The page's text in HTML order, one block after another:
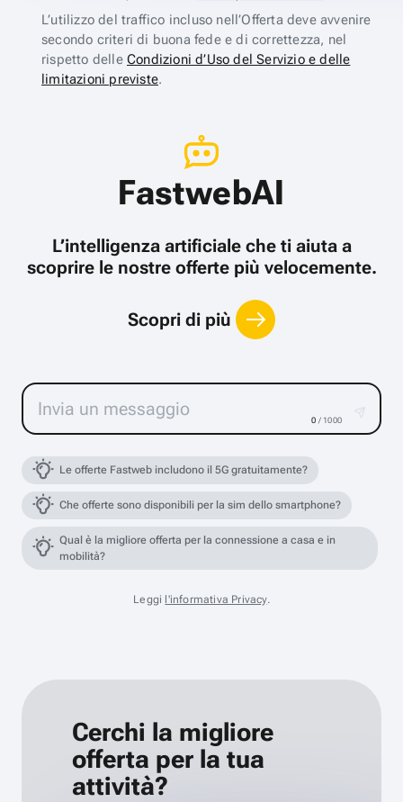
L’utilizzo del traffico incluso nell’Offerta deve avvenire
secondo criteri di buona fede e di correttezza, nel
rispetto delle Condizioni d’Uso del Servizio e delle
limitazioni previste.
FastwebAI
L’intelligenza artificiale che ti aiuta a
scoprire le nostre offerte più velocemente.
Scopri di più
0 / 1000
Le offerte Fastweb includono il 5G gratuitamente?
Che offerte sono disponibili per la sim dello smartphone?
Qual è la migliore offerta per la connessione a casa e in
mobilità?
Leggi l'informativa Privacy.
Cerchi la migliore
offerta per la tua
attività?